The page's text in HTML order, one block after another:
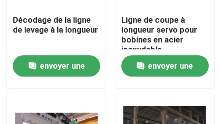
Produits
A propos de nous
Contactez-nous
Décodage de la ligne
de levage à la longueur
envoyer une
Ligne de coupe à
longueur servo pour
bobines en acier
inoxydable
envoyer une